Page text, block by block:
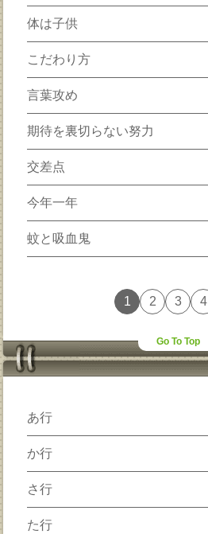
体は子供
こだわり方
言葉攻め
期待を裏切らない努力
交差点
今年一年
蚊と吸血鬼
1 2 3 4
Go To Top
あ行
か行
さ行
た行